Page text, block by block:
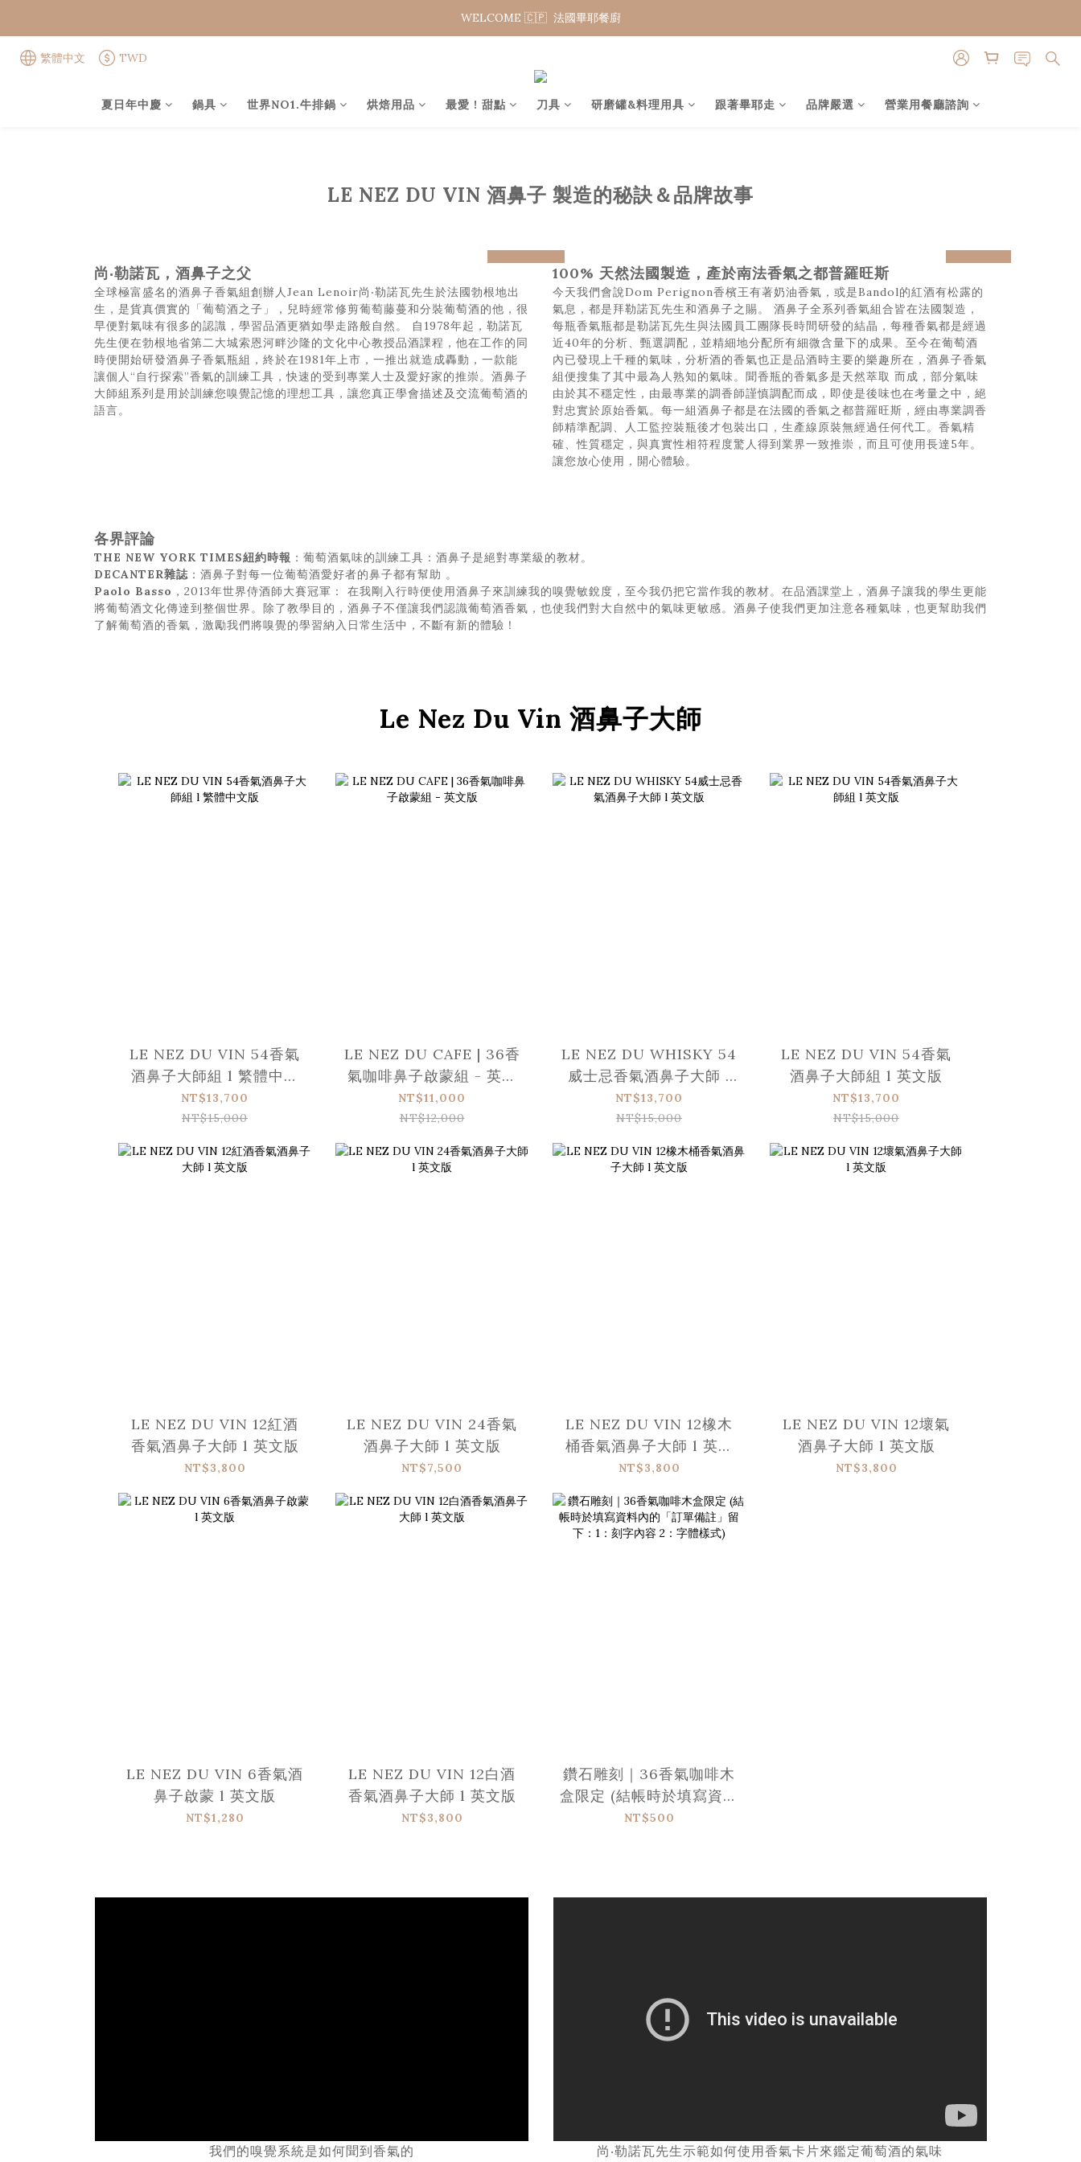
WELCOME 🇨🇵  法國畢耶餐廚
WELCOME 🇨🇵  法國畢耶餐廚
繁體中文 TWD
夏日年中慶 鍋具 世界NO1.牛排鍋 烘焙用品 最愛 ! 甜點 刀具 研磨罐&料理用具 跟著畢耶走 品牌嚴選 營業用餐廳諮詢
LE NEZ DU VIN 酒鼻子 製造的秘訣＆品牌故事
prev
尚‧勒諾瓦，酒鼻子之父
全球極富盛名的酒鼻子香氣組創辦人Jean Lenoir尚‧勒諾瓦先生於法國勃根地出
生，是貨真價實的「葡萄酒之子」，兒時經常修剪葡萄藤蔓和分裝葡萄酒的他，很
早便對氣味有很多的認識，學習品酒更猶如學走路般自然。 自1978年起，勒諾瓦
先生便在勃根地省第二大城索恩河畔沙隆的文化中心教授品酒課程，他在工作的同
時便開始研發酒鼻子香氣瓶組，終於在1981年上市，一推出就造成轟動，一款能
讓個人“自行探索”香氣的訓練工具，快速的受到專業人士及愛好家的推崇。酒鼻子
大師組系列是用於訓練您嗅覺記憶的理想工具，讓您真正學會描述及交流葡萄酒的
語言。
prev
100% 天然法國製造，產於南法香氣之都普羅旺斯
今天我們會說Dom Perignon香檳王有著奶油香氣，或是Bandol的紅酒有松露的
氣息，都是拜勒諾瓦先生和酒鼻子之賜。 酒鼻子全系列香氣組合皆在法國製造，
每瓶香氣瓶都是勒諾瓦先生與法國員工團隊長時間研發的結晶，每種香氣都是經過
近40年的分析、甄選調配，並精細地分配所有細微含量下的成果。至今在葡萄酒
內已發現上千種的氣味，分析酒的香氣也正是品酒時主要的樂趣所在，酒鼻子香氣
組便搜集了其中最為人熟知的氣味。聞香瓶的香氣多是天然萃取 而成，部分氣味
由於其不穩定性，由最專業的調香師謹慎調配而成，即使是後味也在考量之中，絕
對忠實於原始香氣。每一組酒鼻子都是在法國的香氣之都普羅旺斯，經由專業調香
師精準配調、人工監控裝瓶後才包裝出口，生產線原裝無經過任何代工。香氣精
確、性質穩定，與真實性相符程度驚人得到業界一致推崇，而且可使用長達5年。
讓您放心使用，開心體驗。
各界評論
THE NEW YORK TIMES紐約時報 ：葡萄酒氣味的訓練工具：酒鼻子是絕對專業級的教材。
DECANTER雜誌 ：酒鼻子對每一位葡萄酒愛好者的鼻子都有幫助 。
Paolo Basso ，2013年世界侍酒師大賽冠軍： 在我剛入行時便使用酒鼻子來訓練我的嗅覺敏銳度，至今我仍把它當作我的教材。在品酒課堂上，酒鼻子讓我的學生更能
將葡萄酒文化傳達到整個世界。除了教學目的，酒鼻子不僅讓我們認識葡萄酒香氣，也使我們對大自然中的氣味更敏感。酒鼻子使我們更加注意各種氣味，也更幫助我們
了解葡萄酒的香氣，激勵我們將嗅覺的學習納入日常生活中，不斷有新的體驗！
Le Nez Du Vin 酒鼻子大師
LE NEZ DU VIN 54香氣
酒鼻子大師組 l 繁體中文
版
NT$13,700
NT$15,000
LE NEZ DU CAFE | 36香
氣咖啡鼻子啟蒙組 - 英文
版
NT$11,000
NT$12,000
LE NEZ DU WHISKY 54
威士忌香氣酒鼻子大師 l
英文版
NT$13,700
NT$15,000
LE NEZ DU VIN 54香氣
酒鼻子大師組 l 英文版
NT$13,700
NT$15,000
LE NEZ DU VIN 12紅酒
香氣酒鼻子大師 l 英文版
NT$3,800
LE NEZ DU VIN 24香氣
酒鼻子大師 l 英文版
NT$7,500
LE NEZ DU VIN 12橡木
桶香氣酒鼻子大師 l 英文
版
NT$3,800
LE NEZ DU VIN 12壞氣
酒鼻子大師 l 英文版
NT$3,800
LE NEZ DU VIN 6香氣酒
鼻子啟蒙 l 英文版
NT$1,280
LE NEZ DU VIN 12白酒
香氣酒鼻子大師 l 英文版
NT$3,800
鑽石雕刻｜36香氣咖啡木
盒限定 (結帳時於填寫資料
內的「訂單備註」留下：
NT$500
我們的嗅覺系統是如何聞到香氣的 尚‧勒諾瓦先生示範如何使用香氣卡片來鑑定葡萄酒的氣味